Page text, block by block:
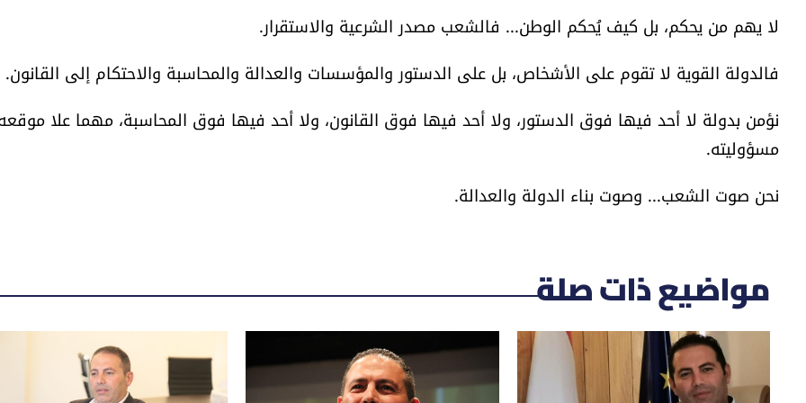
لا يهم من يحكم، بل كيف يُحكم الوطن... فالشعب مصدر الشرعية والاستقرار.
فالدولة القوية لا تقوم على الأشخاص، بل على الدستور والمؤسسات والعدالة والمحاسبة والاحتكام إلى القانون.
نؤمن بدولة لا أحد فيها فوق الدستور، ولا أحد فيها فوق القانون، ولا أحد فيها فوق المحاسبة، مهما علا
مسؤوليته.
نحن صوت الشعب... وصوت بناء الدولة والعدالة.
مواضيع ذات صلة